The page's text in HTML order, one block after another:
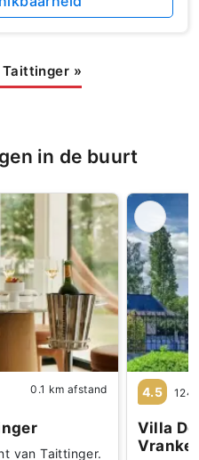
Taittinger »
in de buurt
0.1 km afstand
van Taittinger.
4.5
Villa